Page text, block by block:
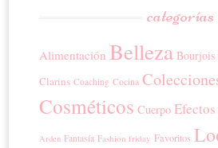
categorías
Alimentación Belleza Bourjois
Clarins Coaching Cocina
Cosméticos Cuerpo
Arden Fantasía Fashion friday Favoritos